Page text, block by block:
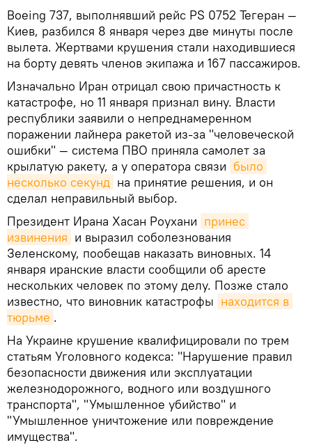
Boeing 737, выполнявший рейс PS 0752 Тегеран —
Киев, разбился 8 января через две минуты после
вылета. Жертвами крушения стали находившиеся
на борту девять членов экипажа и 167 пассажиров.
Изначально Иран отрицал свою причастность к
катастрофе, но 11 января признал вину. Власти
республики заявили о непреднамеренном
поражении лайнера ракетой из-за "человеческой
ошибки" — система ПВО приняла самолет за
крылатую ракету, а у оператора связи было
несколько секунд на принятие решения, и он
сделал неправильный выбор.
Президент Ирана Хасан Роухани принес
извинения и выразил соболезнования
Зеленскому, пообещав наказать виновных. 14
января иранские власти сообщили об аресте
нескольких человек по этому делу. Позже стало
известно, что виновник катастрофы находится в
тюрьме .
На Украине крушение квалифицировали по трем
статьям Уголовного кодекса: "Нарушение правил
безопасности движения или эксплуатации
железнодорожного, водного или воздушного
транспорта", "Умышленное убийство" и
"Умышленное уничтожение или повреждение
имущества".